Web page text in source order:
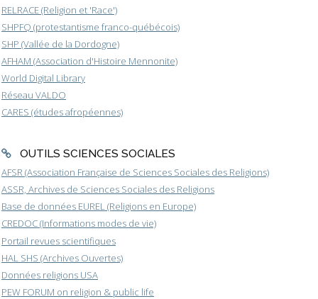
RELRACE (Religion et 'Race')
SHPFQ (protestantisme franco-québécois)
SHP (Vallée de la Dordogne)
AFHAM (Association d'Histoire Mennonite)
World Digital Library
Réseau VALDO
CARES (études afropéennes)
OUTILS SCIENCES SOCIALES
AFSR (Association Française de Sciences Sociales des Religions)
ASSR, Archives de Sciences Sociales des Religions
Base de données EUREL (Religions en Europe)
CREDOC (Informations modes de vie)
Portail revues scientifiques
HAL SHS (Archives Ouvertes)
Données religions USA
PEW FORUM on religion & public life